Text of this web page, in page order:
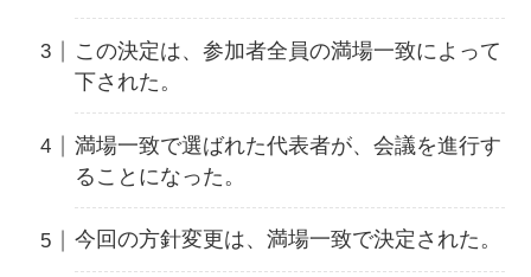
この決定は、参加者全員の満場一致によって
下された。
満場一致で選ばれた代表者が、会議を進行す
ることになった。
今回の方針変更は、満場一致で決定された。